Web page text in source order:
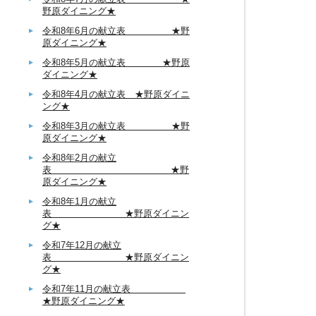
野原ダイニング★
令和8年6月の献立表 ★野
原ダイニング★
令和8年5月の献立表 ★野原
ダイニング★
令和8年4月の献立表 ★野原ダイニ
ング★
令和8年3月の献立表 ★野
原ダイニング★
令和8年2月の献立
表 ★野
原ダイニング★
令和8年1月の献立
表 ★野原ダイニン
グ★
令和7年12月の献立
表 ★野原ダイニン
グ★
令和7年11月の献立表
★野原ダイニング★